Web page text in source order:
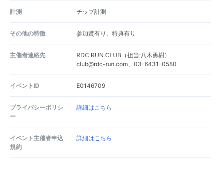
計測 チップ計測
その他の特徴 参加賞有り、特典有り
主催者連絡先
RDC RUN CLUB（担当:八木勇樹）
club@rdc-run.com、03-6431-0580
イベントID E0146709
プライバシーポリシ
ー
詳細はこちら
イベント主催者申込
規約
詳細はこちら